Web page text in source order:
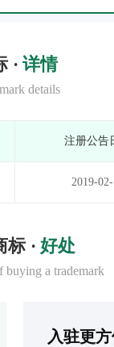
· 详情
details
注册公告
2019-
标 · 好处
buying a trademark
入驻更